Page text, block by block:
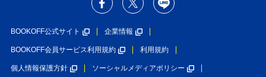
BOOKOFF公式サイト 企業情報
BOOKOFF会員サービス利用規約 利用規約
個人情報保護方針 ソーシャルメディアポリシー